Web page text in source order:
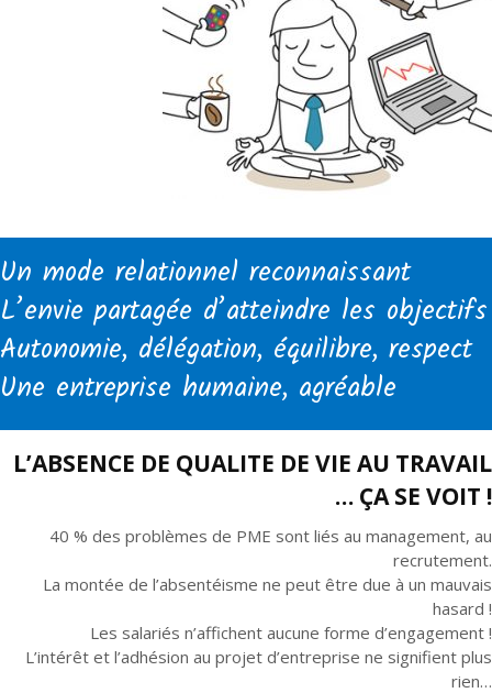
Un mode relationnel reconnaissant
L’envie partagée d’atteindre les objectifs
Autonomie, délégation, équilibre, respect
Une entreprise humaine, agréable
L’ABSENCE DE QUALITE DE VIE AU TRAVAIL
… ÇA SE VOIT !
40 % des problèmes de PME sont liés au management, au
recrutement.
La montée de l’absentéisme ne peut être due à un mauvais
hasard !
Les salariés n’affichent aucune forme d’engagement !
L’intérêt et l’adhésion au projet d’entreprise ne signifient plus
rien…